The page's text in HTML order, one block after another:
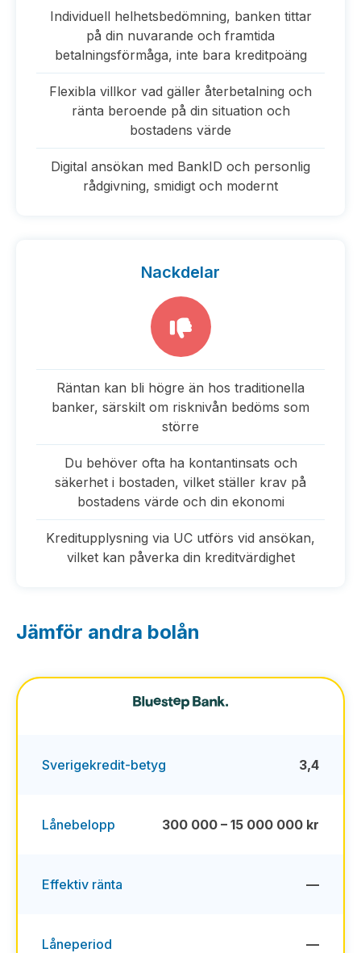
Individuell helhetsbedömning, banken tittar
på din nuvarande och framtida
betalningsförmåga, inte bara kreditpoäng
Flexibla villkor vad gäller återbetalning och
ränta beroende på din situation och
bostadens värde
Digital ansökan med BankID och personlig
rådgivning, smidigt och modernt
Nackdelar
Räntan kan bli högre än hos traditionella
banker, särskilt om risknivån bedöms som
större
Du behöver ofta ha kontantinsats och
säkerhet i bostaden, vilket ställer krav på
bostadens värde och din ekonomi
Kreditupplysning via UC utförs vid ansökan,
vilket kan påverka din kreditvärdighet
Jämför andra bolån
Sverigekredit-betyg 3,4
Lånebelopp 300 000 – 15 000 000 kr
Effektiv ränta —
Låneperiod —